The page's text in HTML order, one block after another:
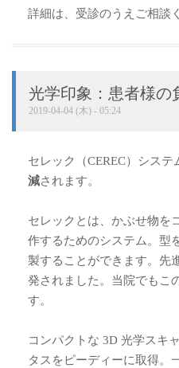
詳細は、受診のうえご相談
光学印象：患者様の
2019-04-04 (木) - 05:24
セレック（CEREC）システ
減されます。
セレックとは、かぶせ物を
作するためのシステム。型
製することができます。先
発されました。当院でもこ
す。
コンパクトな 3D 光学スキ
タスをピーディーに取得。